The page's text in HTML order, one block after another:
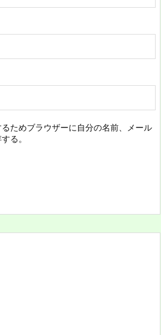
ためブラウザーに自分の名前、メール
る。